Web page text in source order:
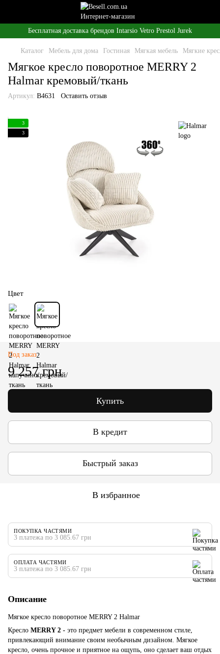
Бесплатная доставка брендов Intarsio Vetro Prestol Jurek
Каталог Мебель для дома Гостиная Мягкая мебель Мягкие
Мягкое кресло поворотное MERRY 2
Halmar кремовый/ткань
Артикул: B4631 Оставить отзыв
3
3
Цвет
Под заказ
9 257 грн
Купить
В кредит
Быстрый заказ
В избранное
ПОКУПКА ЧАСТЯМИ
3 платежа по 3 085.67 грн
ОПЛАТА ЧАСТЯМИ
3 платежа по 3 085.67 грн
Описание
Мягкое кресло поворотное MERRY 2 Halmar
Кресло MERRY 2 - это предмет мебели в современном стиле,
привлекающий внимание своим необычным дизайном. Мягкое
кресло, очень прочное и приятное на ощупь, оно сделает ваш отдых